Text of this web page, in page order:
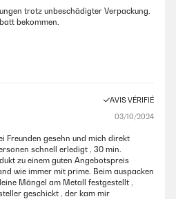
trotz unbeschädigter Verpackung.
bekommen.
AVIS VÉRIFIÉ
03/10/2024
Freunden gesehn und mich direkt
schnell erledigt , 30 min.
zu einem guten Angebotspreis
wie immer mit prime. Beim auspacken
Mängel am Metall festgestellt ,
geschickt , der kam mir